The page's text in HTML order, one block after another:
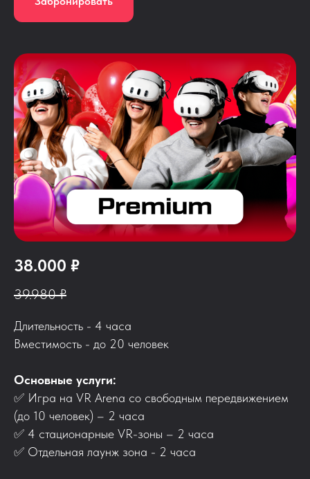
38.000 ₽
39.980 ₽
Длительность - 4 часа
Вместимость - до 20 человек
Основные услуги:
✅ Игра на VR Arena со свободным передвижением
(до 10 человек) – 2 часа
✅ 4 стационарные VR-зоны – 2 часа
✅ Отдельная лаунж зона - 2 часа